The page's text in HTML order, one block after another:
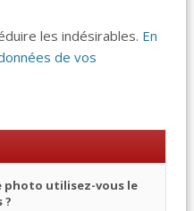
les indésirables. En
de vos
photo utilisez-vous le
?